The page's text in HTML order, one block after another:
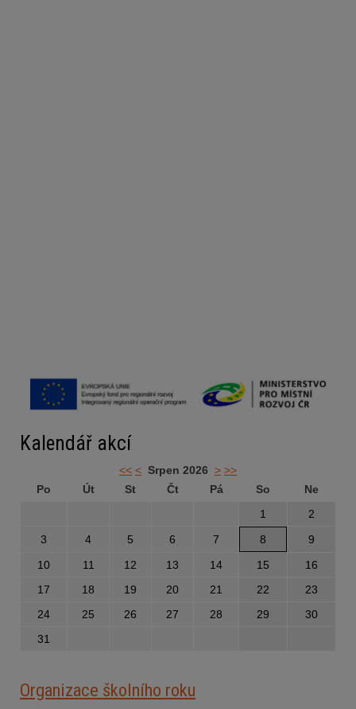
Kalendář akcí
<< < Srpen 2026 > >>
Po
Út St Čt Pá So
Ne
1
2
3
4 5 6 7 8
9
10
11 12 13 14 15
16
17
18 19 20 21 22
23
24
25 26 27 28 29
30
31
Organizace školního roku